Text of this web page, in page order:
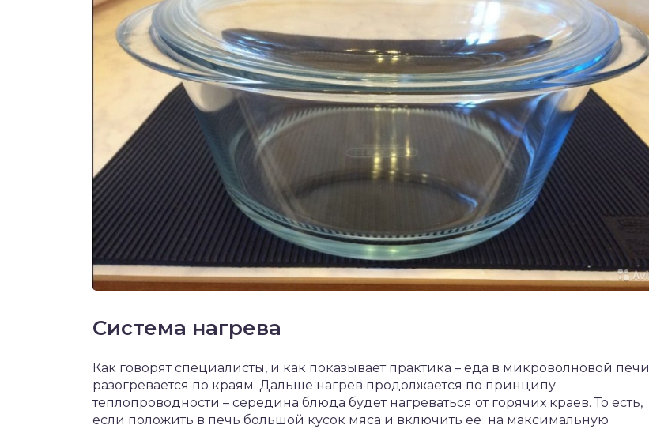
Система нагрева
Как говорят специалисты, и как показывает практика – еда в микроволновой печи
разогревается по краям. Дальше нагрев продолжается по принципу
теплопроводности – середина блюда будет нагреваться от горячих краев. То есть,
если положить в печь большой кусок мяса и включить ее на максимальную